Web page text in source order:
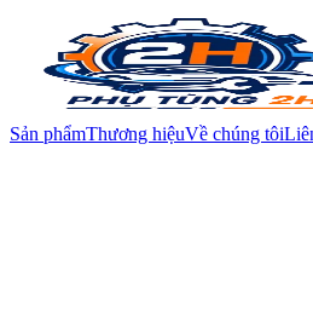
Sản phẩmThương hiệuVề chúng tôi